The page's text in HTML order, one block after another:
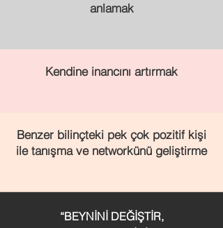
anlamak
Kendine inancını artırmak
Benzer bilinçteki pek çok pozitif kişi
ile tanışma ve networkünü geliştirme
“BEYNİNİ DEĞİŞTİR,